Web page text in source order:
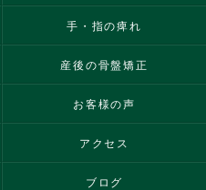
手・指の痺れ
産後の骨盤矯正
お客様の声
アクセス
ブログ